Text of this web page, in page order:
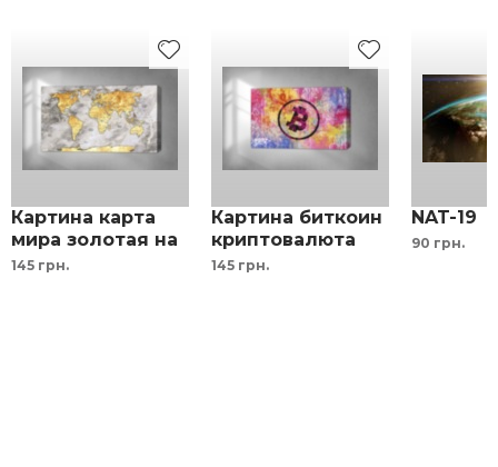
Картина карта
мира золотая на
фоне серого
145 грн.
Картина биткоин
криптовалюта
розовый желтый
145 грн.
NAT-19
90 грн.